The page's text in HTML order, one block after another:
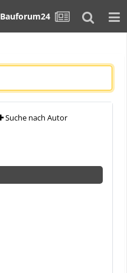
Bauforum24
Suche nach Autor